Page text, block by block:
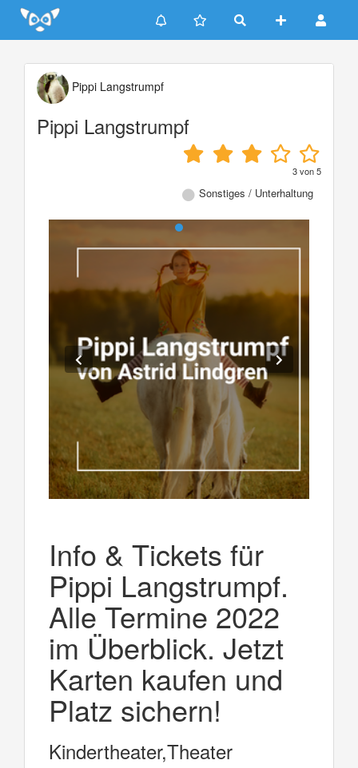
Update cookies preferences
Pippi Langstrumpf
Pippi Langstrumpf
3von5
Sonstiges / Unterhaltung
Info & Tickets für
Pippi Langstrumpf.
Alle Termine 2022
im Überblick. Jetzt
Karten kaufen und
Platz sichern!
Kindertheater,Theater